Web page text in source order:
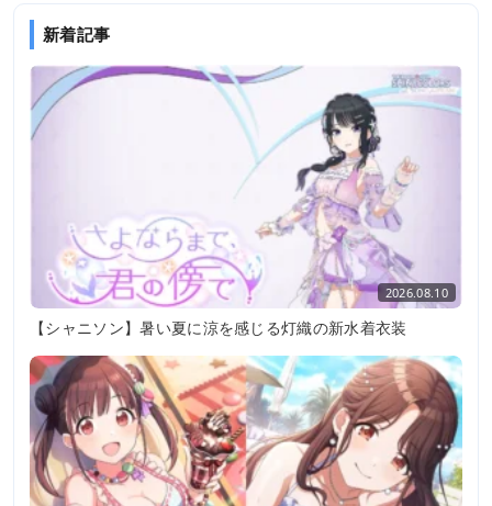
新着記事
2026.08.10
【シャニソン】暑い夏に涼を感じる灯織の新水着衣装